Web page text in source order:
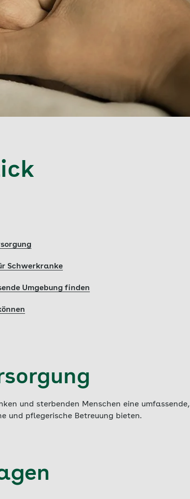
Schwerkranke
Umgebung finden
und sterbenden Menschen eine umfassende,
und pflegerische Betreuung bieten.